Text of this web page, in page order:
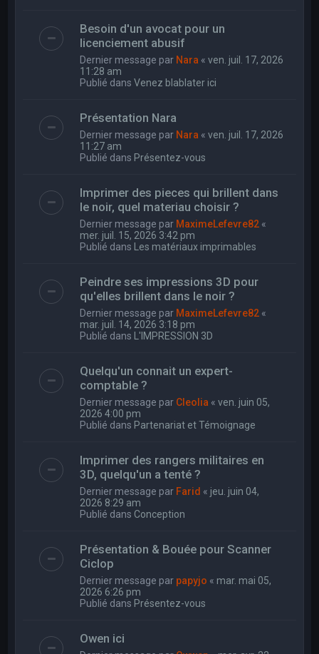
Besoin d'un avocat pour un
licenciement abusif
Dernier message par Nara «ven. juil. 17, 2026
11:28 am
Publié dansVenez blablater ici
Présentation Nara
Dernier message par Nara «ven. juil. 17, 2026
11:27 am
Publié dans Présentez-vous
Imprimer des pieces qui brillent dans
le noir, quel materiau choisir ?
Dernier message par MaximeLefevre82 «
mer. juil. 15, 2026 3:42 pm
Publié dans Les matériaux imprimables
Peindre ses impressions 3D pour
qu'elles brillent dans le noir ?
Dernier message par MaximeLefevre82 «
mar. juil. 14, 2026 3:18 pm
Publié dans L'IMPRESSION 3D
Quelqu'un connait un expert-
comptable ?
Dernier message par Cleolia «ven. juin 05,
2026 4:00 pm
Publié dans Partenariat et Témoignage
Imprimer des rangers militaires en
3D, quelqu'un a tenté ?
Dernier message par Farid « jeu. juin 04,
2026 8:29 am
Publié dans Conception
Présentation & Bouée pour Scanner
Ciclop
Dernier message par papyjo « mar. mai 05,
2026 6:26 pm
Publié dans Présentez-vous
Owen ici